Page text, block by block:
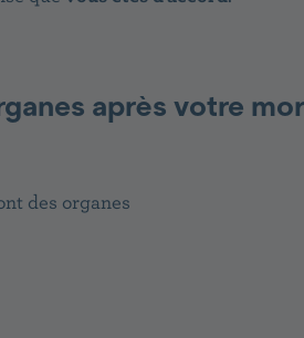
après votre
des organes